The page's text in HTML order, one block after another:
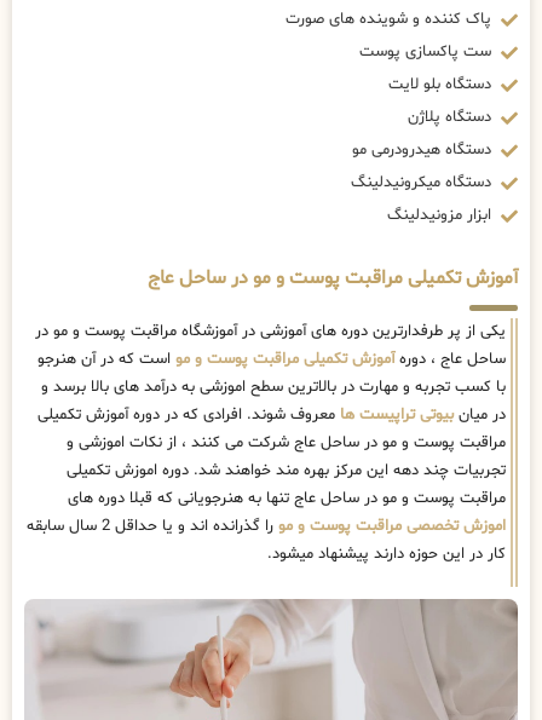
پاک کننده و شوینده های صورت
ست پاکسازی پوست
دستگاه بلو لایت
دستگاه پلاژن
دستگاه هیدرودرمی مو
دستگاه میکرونیدلینگ
ابزار مزونیدلینگ
آموزش تکمیلی مراقبت پوست و مو در ساحل عاج
یکی از پر طرفدارترین دوره های آموزشی در آموزشگاه مراقبت پوست و مو در
ساحل عاج ، دورهآموزش تکمیلی مراقبت پوست و مو است که در آن هنرجو
با کسب تجربه و مهارت در بالاترین سطح اموزشی به درآمد های بالا برسد و
در میانبیوتی تراپیست ها معروف شوند. افرادی که در دوره آموزش تکمیلی
مراقبت پوست و مو در ساحل عاج شرکت می کنند ، از نکات اموزشی و
تجربیات چند دهه این مرکز بهره مند خواهند شد. دوره اموزش تکمیلی
مراقبت پوست و مو در ساحل عاج تنها به هنرجویانی که قبلا دوره های
اموزش تخصصی مراقبت پوست و مو
را گذرانده اند و یا حداقل 2 سال سابقه
کار در این حوزه دارند پیشنهاد میشود.